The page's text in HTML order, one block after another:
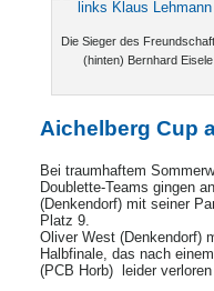
Die Sieger des
(hinten) Bernhard
Aichelberg Cup
Bei traumhaftem
Doublette-Teams gingen
(Denkendorf) mit seiner
Platz 9.
Oliver West (Denkendorf)
Halbfinale, das nach
(PCB Horb) leider